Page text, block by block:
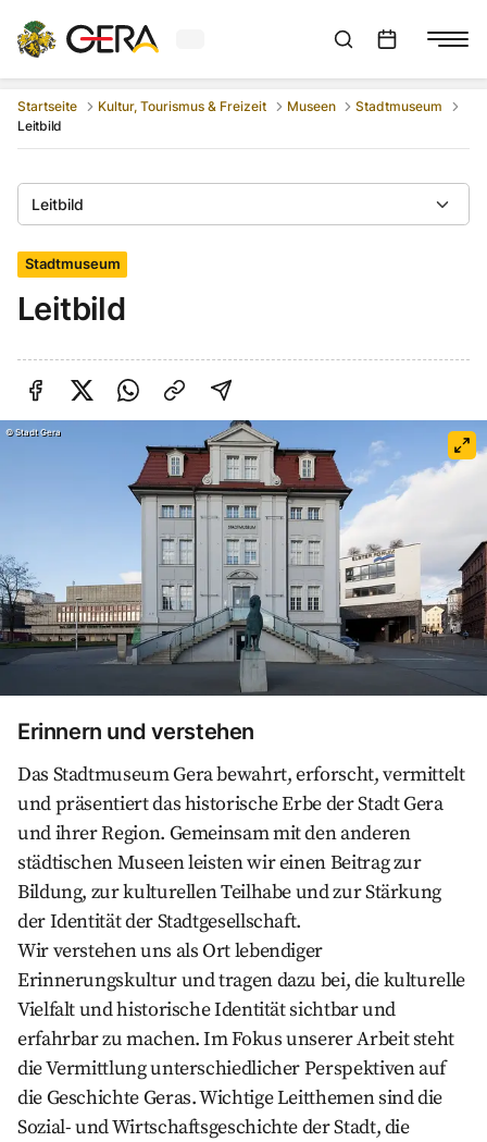
Aktuelles Wetter in GeraSuchleiste anzeigen
Startseite Kultur, Tourismus & Freizeit Museen
Stadtmuseum
Leitbild
Leitbild
Stadtmuseum
Leitbild
Auf Facebook teilen
Auf Twitter teilen
Per Link teilen
shareViaEmail
©Stadt Gera
Erinnern und verstehen
Das Stadtmuseum Gera bewahrt, erforscht, vermittelt
und präsentiert das historische Erbe der Stadt Gera
und ihrer Region. Gemeinsam mit den anderen
städtischen Museen leisten wir einen Beitrag zur
Bildung, zur kulturellen Teilhabe und zur Stärkung
der Identität der Stadtgesellschaft.
Wir verstehen uns als Ort lebendiger
Erinnerungskultur und tragen dazu bei, die kulturelle
Vielfalt und historische Identität sichtbar und
erfahrbar zu machen. Im Fokus unserer Arbeit steht
die Vermittlung unterschiedlicher Perspektiven auf
die Geschichte Geras. Wichtige Leitthemen sind die
Sozial- und Wirtschaftsgeschichte der Stadt, die